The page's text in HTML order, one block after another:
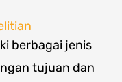
berbagai jenis
tujuan dan